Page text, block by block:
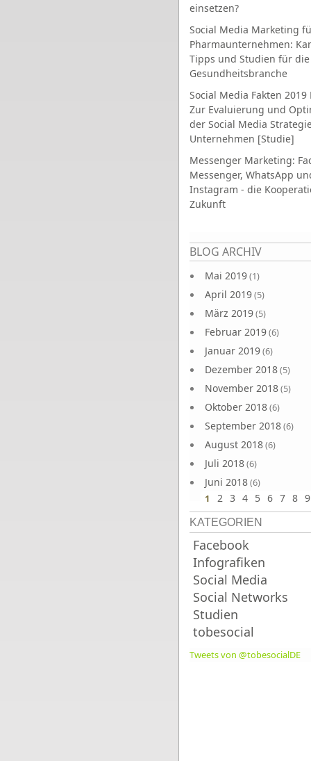
einsetzen?
Social Media Marketing
Pharmaunternehmen:
Tipps und Studien für die
Gesundheitsbranche
Social Media Fakten 2019
Zur Evaluierung und
der Social Media
Unternehmen [Studie]
Messenger Marketing:
Messenger, WhatsApp
Instagram - die
Zukunft
BLOG ARCHIV
Mai 2019(1)
April 2019(5)
März 2019(5)
Februar 2019(6)
Januar 2019(6)
Dezember 2018(5)
November 2018(5)
Oktober 2018(6)
September 2018(6)
August 2018(6)
Juli 2018(6)
Juni 2018(6)
Seiten
1 2 3 4 5 6 7 8 9
KATEGORIEN
Facebook
Infografiken
Social Media
Social Networks
Studien
tobesocial
Tweets von @tobesocialDE